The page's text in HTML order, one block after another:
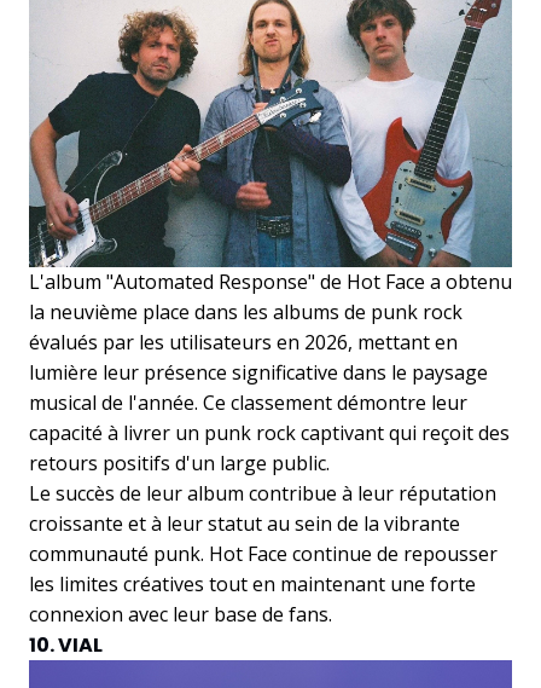
L'album "Automated Response" de Hot Face a obtenu
la neuvième place dans les albums de punk rock
évalués par les utilisateurs en 2026, mettant en
lumière leur présence significative dans le paysage
musical de l'année. Ce classement démontre leur
capacité à livrer un punk rock captivant qui reçoit des
retours positifs d'un large public.
Le succès de leur album contribue à leur réputation
croissante et à leur statut au sein de la vibrante
communauté punk. Hot Face continue de repousser
les limites créatives tout en maintenant une forte
connexion avec leur base de fans.
10. VIAL